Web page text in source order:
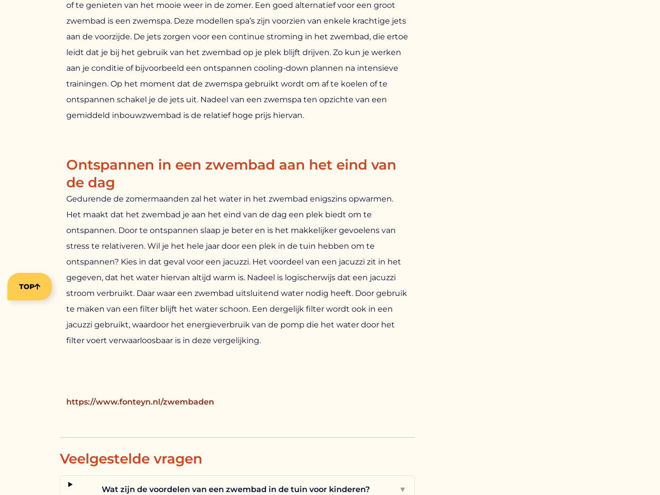
TOP
of te genieten van het mooie weer in de zomer. Een goed alternatief voor een groot
zwembad is een zwemspa. Deze modellen spa’s zijn voorzien van enkele krachtige jets
aan de voorzijde. De jets zorgen voor een continue stroming in het zwembad, die ertoe
leidt dat je bij het gebruik van het zwembad op je plek blijft drijven. Zo kun je werken
aan je conditie of bijvoorbeeld een ontspannen cooling-down plannen na intensieve
trainingen. Op het moment dat de zwemspa gebruikt wordt om af te koelen of te
ontspannen schakel je de jets uit. Nadeel van een zwemspa ten opzichte van een
gemiddeld inbouwzwembad is de relatief hoge prijs hiervan.
Ontspannen in een zwembad aan het eind van
de dag
Gedurende de zomermaanden zal het water in het zwembad enigszins opwarmen.
Het maakt dat het zwembad je aan het eind van de dag een plek biedt om te
ontspannen. Door te ontspannen slaap je beter en is het makkelijker gevoelens van
stress te relativeren. Wil je het hele jaar door een plek in de tuin hebben om te
ontspannen? Kies in dat geval voor een jacuzzi. Het voordeel van een jacuzzi zit in het
gegeven, dat het water hiervan altijd warm is. Nadeel is logischerwijs dat een jacuzzi
stroom verbruikt. Daar waar een zwembad uitsluitend water nodig heeft. Door gebruik
te maken van een filter blijft het water schoon. Een dergelijk filter wordt ook in een
jacuzzi gebruikt, waardoor het energieverbruik van de pomp die het water door het
filter voert verwaarloosbaar is in deze vergelijking.
https://www.fonteyn.nl/zwembaden
Veelgestelde vragen
Wat zijn de voordelen van een zwembad in de tuin voor kinderen? ▼